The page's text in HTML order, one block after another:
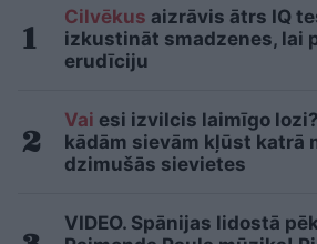
Cilvēkus aizrāvis ātrs IQ
izkustināt smadzenes, lai
erudīciju
Vai esi izvilcis laimīgo
kādām sievām kļūst katrā
dzimušās sievietes
VIDEO. Spānijas lidostā